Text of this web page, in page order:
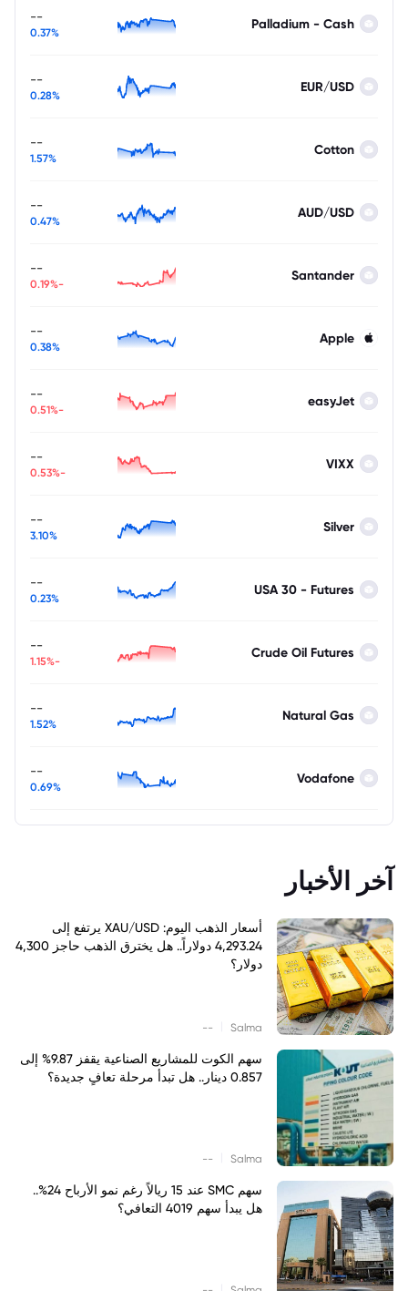
Palladium - Cash
--
0.37%
EUR/USD
--
0.28%
Cotton
--
1.57%
AUD/USD
--
0.47%
Santander
--
-0.19%
Apple
--
0.38%
easyJet
--
-0.51%
VIXX
--
-0.53%
Silver
--
3.10%
USA 30 - Futures
--
0.23%
Crude Oil Futures
--
-1.15%
Natural Gas
--
1.52%
Vodafone
--
0.69%
آخر الأخبار
أسعار الذهب اليوم: XAU/USD يرتفع إلى
4,293.24 دولاراً.. هل يخترق الذهب حاجز 4,300
دولار؟
Salma
--
سهم الكوت للمشاريع الصناعية يقفز 9.87% إلى
0.857 دينار.. هل تبدأ مرحلة تعافٍ جديدة؟
Salma
--
سهم SMC عند 15 ريالاً رغم نمو الأرباح 24%..
هل يبدأ سهم 4019 التعافي؟